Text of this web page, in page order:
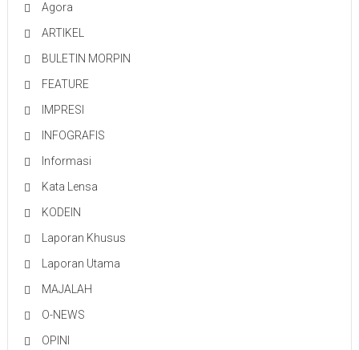
Agora
ARTIKEL
BULETIN MORPIN
FEATURE
IMPRESI
INFOGRAFIS
Informasi
Kata Lensa
KODEIN
Laporan Khusus
Laporan Utama
MAJALAH
O-NEWS
OPINI